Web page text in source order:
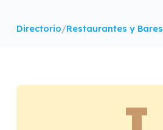
Directorio/Restaurantes y Bares